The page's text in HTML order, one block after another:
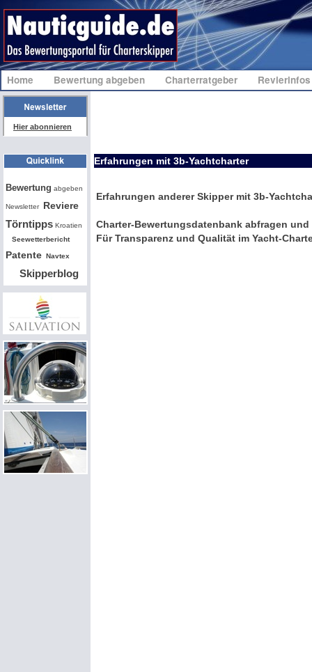
Home Bewertung abgeben Charterratgeber
Erfahrungen mit 3b-Yachtcharter
Hier abonnieren
Bw
Bewertung abgeben
Newsletter Reviere
Törntipps Kroatien
Seewetterbericht
Patente Navtex
Skipperblog
Erfahrungen anderer Skipper mit 3b-
Charter-Bewertungsdatenbank abfragen
Für Transparenz und Qualität im Yacht-